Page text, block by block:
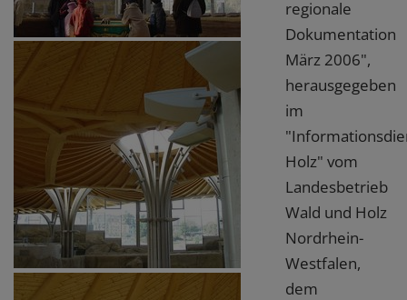
regionale
Dokumentation
März 2006",
herausgegeben
im
Holz" vom
Landesbetrieb
Wald und Holz
Nordrhein-
Westfalen,
dem